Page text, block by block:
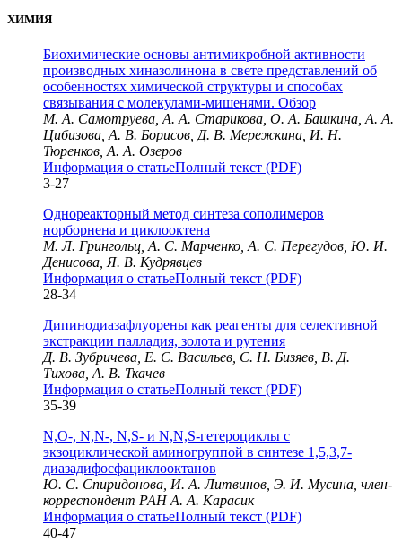
ХИМИЯ
Биохимические основы антимикробной активности
производных хиназолинона в свете представлений об
особенностях химической структуры и способах
связывания с молекулами-мишенями. Обзор
М. А. Самотруева, А. А. Старикова, О. А. Башкина, А. А.
Цибизова, А. В. Борисов, Д. В. Мережкина, И. Н.
Тюренков, А. А. Озеров
Информация о статьеПолный текст (PDF)
3-27
Однореакторный метод синтеза сополимеров
норборнена и циклооктена
М. Л. Грингольц, А. С. Марченко, А. С. Перегудов, Ю. И.
Денисова, Я. В. Кудрявцев
Информация о статьеПолный текст (PDF)
28-34
Дипинодиазафлуорены как реагенты для селективной
экстракции палладия, золота и рутения
Д. В. Зубричева, Е. С. Васильев, С. Н. Бизяев, В. Д.
Тихова, А. В. Ткачев
Информация о статьеПолный текст (PDF)
35-39
N,O-, N,N-, N,S- и N,N,S-гетероциклы с
экзоциклической аминогруппой в cинтезе 1,5,3,7-
диазадифосфациклооктанов
Ю. С. Спиридонова, И. А. Литвинов, Э. И. Мусина, член-
корреспондент РАН А. А. Карасик
Информация о статьеПолный текст (PDF)
40-47